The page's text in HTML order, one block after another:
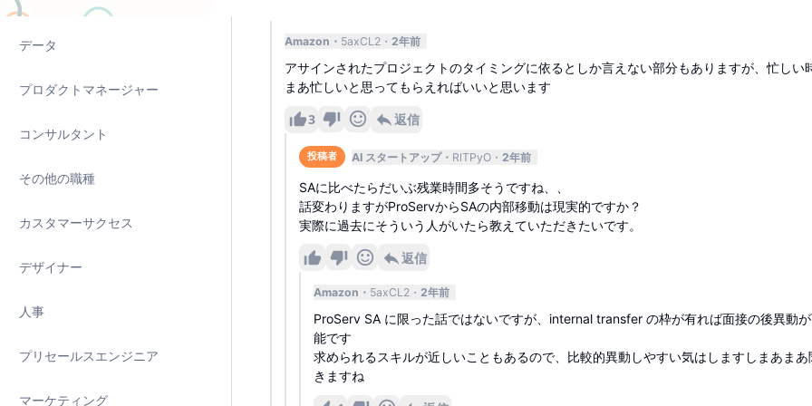
データ
プロダクトマネージャー
コンサルタント
その他の職種
カスタマーサクセス
デザイナー
人事
プリセールスエンジニア
マーケティング
Amazon 5axCL2 2年前
アサインされたプロジェクトのタイミングに依るとしか言えない部分もありますが、忙しい
まあ忙しいと思ってもらえればいいと思います
3 返信
投稿者 AI スタートアップ RlTPyO 2年前
SAに比べたらだいぶ残業時間多そうですね、、
話変わりますがProServからSAの内部移動は現実的ですか？
実際に過去にそういう人がいたら教えていただきたいです。
返信
Amazon 5axCL2 2年前
ProServ SA に限った話ではないですが、internal transfer の枠が有れば面接の後異動
能です
求められるスキルが近しいこともあるので、比較的異動しやすい気はしますしまあまあ
きますね